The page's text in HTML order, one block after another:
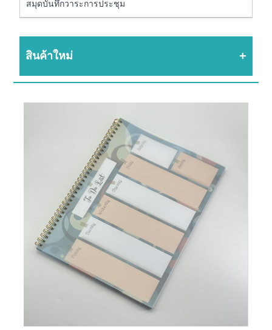
สมุดบันทึกวาระการประชุม
สินค้าใหม่